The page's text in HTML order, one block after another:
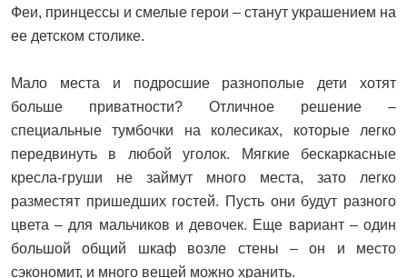
Феи, принцессы и смелые герои – станут украшением на
ее детском столике.
Мало места и подросшие разнополые дети хотят
больше приватности? Отличное решение –
специальные тумбочки на колесиках, которые легко
передвинуть в любой уголок. Мягкие бескаркасные
кресла-груши не займут много места, зато легко
разместят пришедших гостей. Пусть они будут разного
цвета – для мальчиков и девочек. Еще вариант – один
большой общий шкаф возле стены – он и место
сэкономит, и много вещей можно хранить.